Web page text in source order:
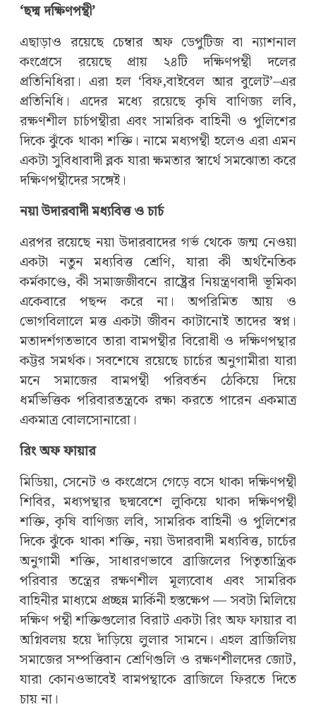
‘‌ছদ্ম দক্ষিণপন্থী’‌
এছাড়াও রয়েছে চেম্বার অফ ডেপুটিজ বা ন্যাশনাল
কংগ্রেসে রয়েছে প্রায় ২৪টি দক্ষিণপন্থী দলের
প্রতিনিধিরা। এরা হল ‘‌বিফ,বাইবেল আর বুলেট’‌–এর
প্রতিনিধি। এদের মধ্যে রয়েছে কৃষি বাণিজ্য লবি,
রক্ষণশীল চার্চপন্থীরা এবং সামরিক বাহিনী ও পুলিশের
দিকে ঝুঁকে থাকা শক্তি। নামে মধ্যপন্থী হলেও এরা এমন
একটা সুবিধাবাদী ব্লক যারা ক্ষমতার স্বার্থে সমঝোতা করে
দক্ষিণপন্থীদের সঙ্গেই।
নয়া উদারবাদী মধ্যবিত্ত ও চার্চ
এরপর রয়েছে নয়া উদারবাদের গর্ভ থেকে জন্ম নেওয়া
একটা নতুন মধ্যবিত্ত শ্রেণি, যারা কী অর্থনৈতিক
কর্মকাণ্ডে, কী সমাজজীবনে রাষ্ট্রের নিয়ন্ত্রণবাদী ভূমিকা
একেবারে পছন্দ করে না। অপরিমিত আয় ও
ভোগবিলালে মত্ত একটা জীবন কাটানোই তাদের স্বপ্ন।
মতাদর্শগতভাবে তারা বামপন্থীর বিরোধী ও দক্ষিণপন্থার
কট্টর সমর্থক। সবশেষে রয়েছে চার্চের অনুগামীরা যারা
মনে সমাজের বামপন্থী পরিবর্তন ঠেকিয়ে দিয়ে
ধর্মভিত্তিক পরিবারতন্ত্রকে রক্ষা করতে পারেন একমাত্র
একমাত্র বোলসোনারো।
রিং অফ ফায়ার
মিডিয়া, সেনেট ও কংগ্রেসে গেড়ে বসে থাকা দক্ষিণপন্থী
শিবির, মধ্যপন্থার ছদ্মবেশে লুকিয়ে থাকা দক্ষিণপন্থী
শক্তি, কৃষি বাণিজ্য লবি, সামরিক বাহিনী ও পুলিশের
দিকে ঝুঁকে থাকা শক্তি, নয়া উদারবাদী মধ্যবিত্ত, চার্চের
অনুগামী শক্তি, সাধারণভাবে ব্রাজিলের পিতৃতান্ত্রিক
পরিবার তন্ত্রের রক্ষণশীল মূল্যবোধ এবং সামরিক
বাহিনীর মাধ্যমে প্রচ্ছন্ন মার্কিনী হস্তক্ষেপ — সবটা মিলিয়ে
দক্ষিণ পন্থী শক্তিগুলোর বিরাট একটা রিং অফ ফায়ার বা
অগ্নিবলয় হয়ে দাঁড়িয়ে লুলার সামনে। এহল ব্রাজিলিয়
সমাজের সম্পত্তিবান শ্রেণিগুলি ও রক্ষণশীলদের জোট,
যারা কোনওভাবেই বামপন্থাকে ব্রাজিলে ফিরতে দিতে
চায় না।